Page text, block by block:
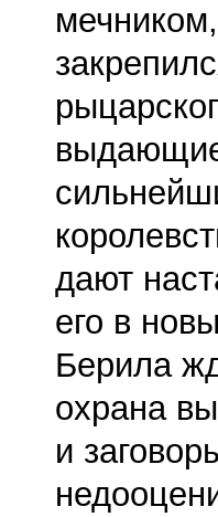
дают
его в
Берила
охрана
и